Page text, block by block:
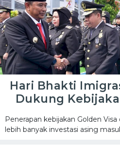
Hari Bhakti
Dukung
Penerapan kebijakan Golden
lebih banyak investasi asing